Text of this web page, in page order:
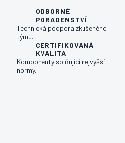
ODBORNÉ
PORADENSTVÍ
Technická podpora zkušeného
týmu.
CERTIFIKOVANÁ
KVALITA
Komponenty splňující nejvyšší
normy.